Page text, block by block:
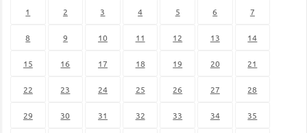
1 2 3 4 5 6 7
8 9 10 11 12 13 14
15 16 17 18 19 20 21
22 23 24 25 26 27 28
29 30 31 32 33 34 35